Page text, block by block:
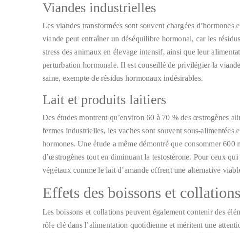
Viandes industrielles
Les viandes transformées sont souvent chargées
viande peut entraîner un déséquilibre hormonal, car les
stress des animaux en élevage intensif, ainsi que leur
perturbation hormonale. Il est conseillé de privilégier la
saine, exempte de résidus hormonaux indésirables.
Lait et produits laitiers
Des études montrent qu’environ 60 à 70 % des œstrogènes
fermes industrielles, les vaches sont souvent sous-
hormones. Une étude a même démontré que consommer
d’œstrogènes tout en diminuant la testostérone. Pour ceux
végétaux comme le lait d’amande offrent une alternative
Effets des boissons et
Les boissons et collations peuvent également contenir des
rôle clé dans l’alimentation quotidienne et méritent une